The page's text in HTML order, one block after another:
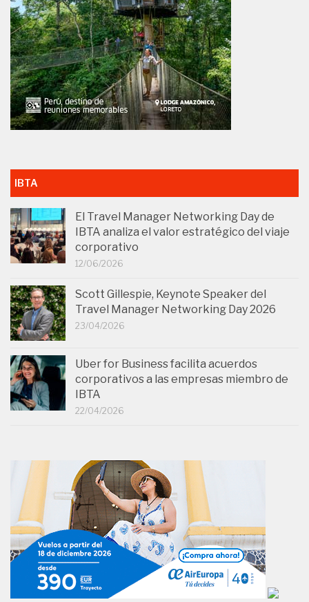
IBTA
El Travel Manager Networking Day de
IBTA analiza el valor estratégico del viaje
corporativo
12/06/2026
Scott Gillespie, Keynote Speaker del
Travel Manager Networking Day 2026
23/04/2026
Uber for Business facilita acuerdos
corporativos a las empresas miembro de
IBTA
22/04/2026